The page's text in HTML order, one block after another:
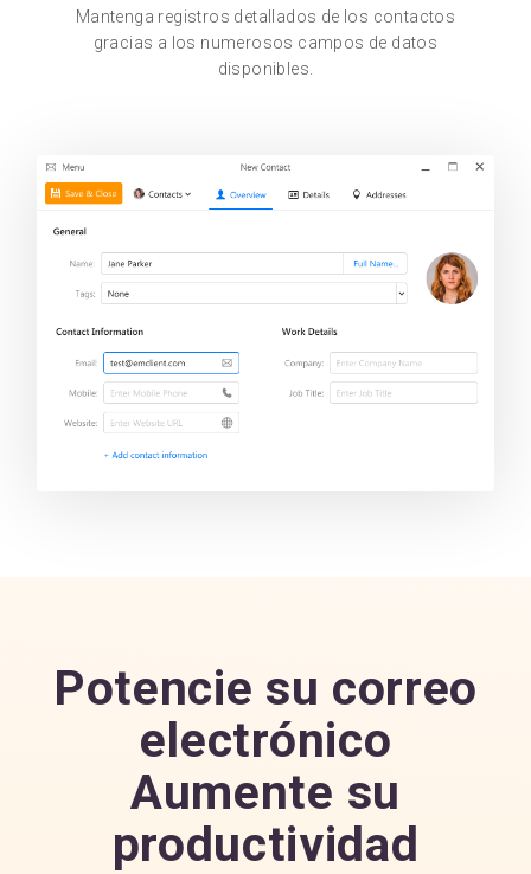
Mantenga registros detallados de los contactos
gracias a los numerosos campos de datos
disponibles.
Potencie su correo
electrónico
Aumente su
productividad